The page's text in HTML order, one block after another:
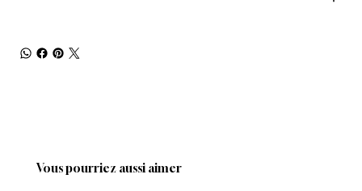
Vous pourriez aussi aimer